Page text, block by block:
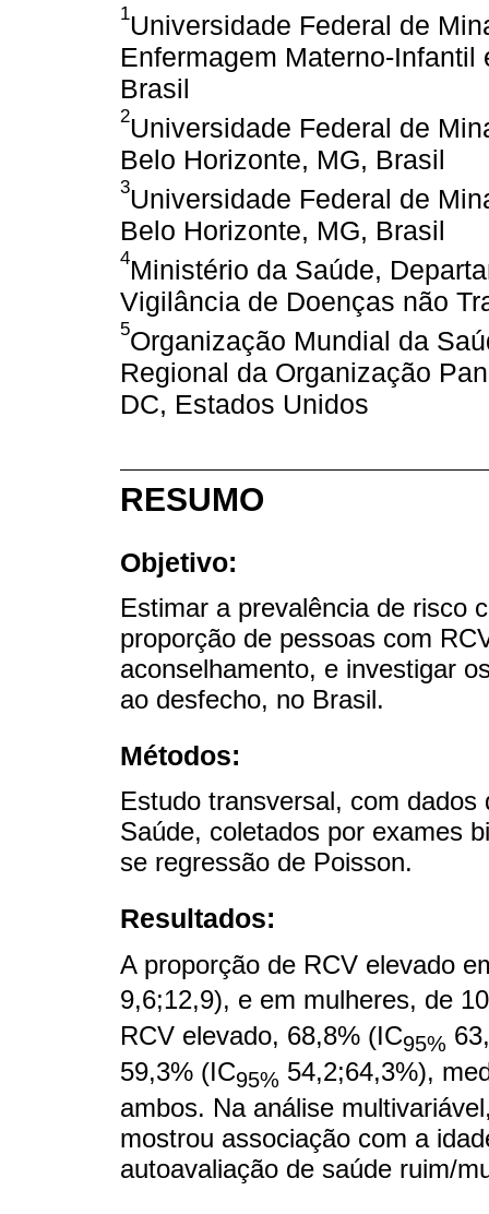
1Universidade Federal de
Enfermagem Materno-
Brasil
2Universidade Federal de
Belo Horizonte, MG, Brasil
3Universidade Federal de
Belo Horizonte, MG, Brasil
4Ministério da Saúde,
Vigilância de Doenças não
5Organização Mundial da
Regional da Organização
DC, Estados Unidos
RESUMO
Objetivo:
Estimar a prevalência de risco
proporção de pessoas com
aconselhamento, e investigar
ao desfecho, no Brasil.
Métodos:
Estudo transversal, com
Saúde, coletados por exames
se regressão de Poisson.
Resultados:
A proporção de RCV elevado
9,6;12,9), e em mulheres, de
RCV elevado, 68,8% (IC95%
59,3% (IC95% 54,2;64,3%),
ambos. Na análise
mostrou associação com a
autoavaliação de saúde ruim/